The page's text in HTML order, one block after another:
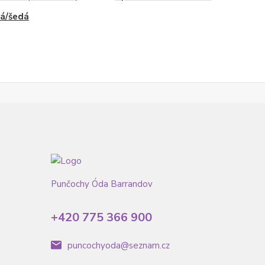
šedá
Punčochy Óda Barrandov
+420 775 366 900
puncochyoda@seznam.cz